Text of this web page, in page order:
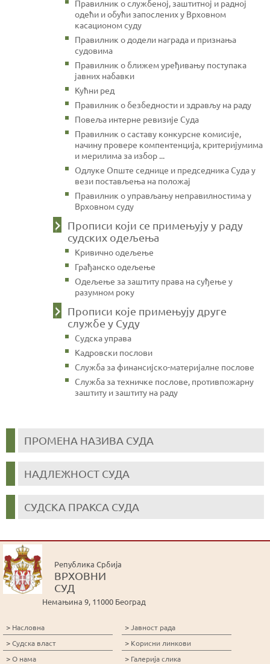
Правилник о службеној, заштитној и радној
одећи и обући запослених у Врховном
касационом суду
Правилник о додели награда и признања
судовима
Правилник о ближем уређивању поступака
јавних набавки
Кућни ред
Правилник о безбедности и здрављу на раду
Повеља интерне ревизије Суда
Правилник о саставу конкурсне комисије,
начину провере компентенција, критеријумима
и мерилима за избор ...
Одлуке Опште седнице и председника Суда у
вези постављења на положај
Правилник о управљању неправилностима у
Врховном суду
Прописи који се примењују у раду
судских одељења
Кривично одељење
Грађанско одељење
Одељење за заштиту права на суђење у
разумном року
Прописи које примењују друге
службе у Суду
Судска управа
Кадровски послови
Служба за финансијско-материјалне послове
Служба за техничке послове, противпожарну
заштиту и заштиту на раду
ПРОМЕНА НАЗИВА СУДА
НАДЛЕЖНОСТ СУДА
СУДСКА ПРАКСА СУДА
Република Србија
ВРХОВНИ
СУД
Немањина 9, 11000 Београд
> Насловна
>Судска власт
>О нама
>Јавност рада
> Корисни линкови
> Галерија слика